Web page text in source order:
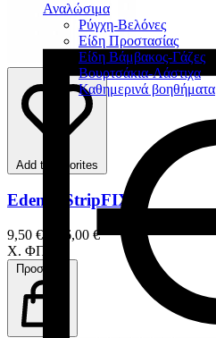
Αναλώσιμα
Ρύγχη-Βελόνες
Είδη Προστασίας
Είδη Βάμβακος-Γάζες
Βουρτσάκια-Λάστιχα
Καθημερινά βοηθήματα
Add to favorites
Edenta StripFIX
9,50 € – 56,00 €
Χ. ΦΠΑ
Προσθήκη